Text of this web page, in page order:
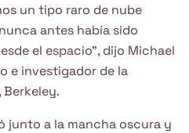
un tipo raro de nube
antes había sido
el espacio”, dijo Michael
e investigador de la
Berkeley.
junto a la mancha oscura y